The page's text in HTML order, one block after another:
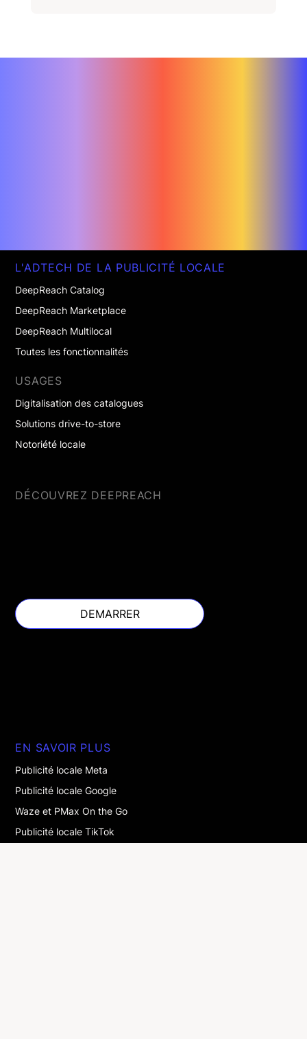
L'ADTECH DE LA PUBLICITÉ LOCALE
DeepReach Catalog
DeepReach Marketplace
DeepReach Multilocal
Toutes les fonctionnalités
USAGES
Digitalisation des catalogues
Solutions drive-to-store
Notoriété locale
DÉCOUVREZ DEEPREACH
DEMARRER
DEMARRER
EN SAVOIR PLUS
Publicité locale Meta
Publicité locale Google
Waze et PMax On the Go
Publicité locale TikTok